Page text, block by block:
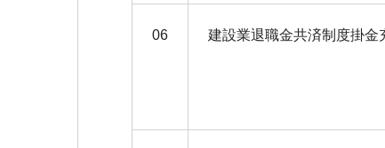
06 建設業退職金共済制度掛金